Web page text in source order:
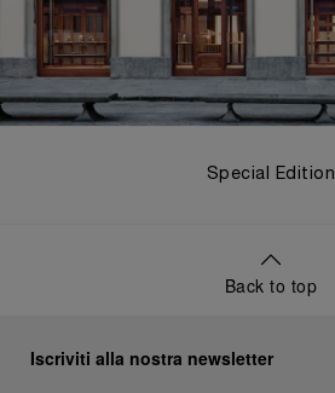
Special Edition
Back to top
Iscriviti alla nostra newsletter